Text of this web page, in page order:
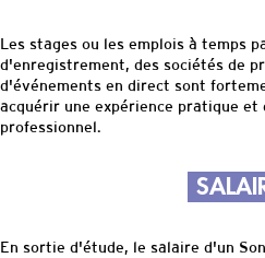
Les stages ou les emplois à temps
d'enregistrement, des sociétés de
d'événements en direct sont
acquérir une expérience pratique et
professionnel.
En sortie d'étude, le salaire d'un